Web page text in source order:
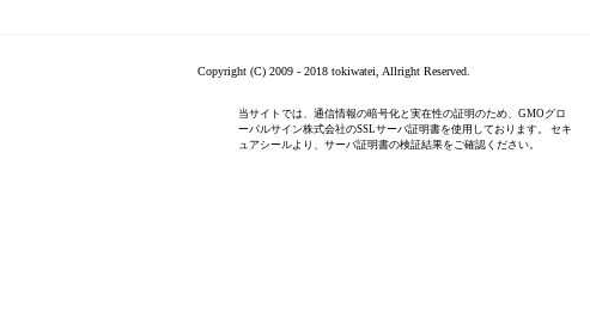
Copyright (C) 2009 - 2018 tokiwatei, Allright Reserved.
当サイトでは、通信情報の暗号化と実在性の証明のため、GMOグロ
ーバルサイン株式会社のSSLサーバ証明書を使用しております。 セキ
ュアシールより、サーバ証明書の検証結果をご確認ください。